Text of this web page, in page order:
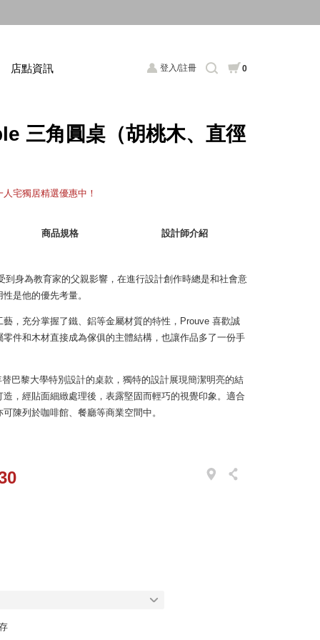
登入/註冊 0
店點資訊
三角圓桌（胡桃木、直徑
宅獨居精選優惠中！
商品規格 設計師介紹
到身為教育家的父親影響，在進行設計創作時總是和社會意
是他的優先考量。
，充分掌握了鐵、鋁等金屬材質的特性，Prouve 喜歡誠
件和木材直接成為傢俱的主體結構，也讓作品多了一份手
巴黎大學特別設計的桌款，獨特的設計展現簡潔明亮的結
，經貼面細緻處理後，表露堅固而輕巧的視覺印象。適合
陳列於咖啡館、餐廳等商業空間中。